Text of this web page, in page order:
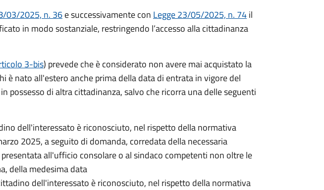
03/2025, n. 36e successivamente con Legge 23/05/2025, n. 74il
in modo sostanziale, restringendo l’accesso alla cittadinanza
3-bis) prevede cheèconsiderato non avere mai acquistato la
è nato all'estero anche prima della data di entrata in vigore del
possesso di altra cittadinanza, salvo che ricorra una delle seguenti
dell'interessato è riconosciuto, nel rispetto della normativa
2025, a seguito di domanda, corredata della necessaria
all'ufficio consolare o al sindaco competenti non oltre le
della medesima data
dell'interessato è riconosciuto, nel rispetto della normativa